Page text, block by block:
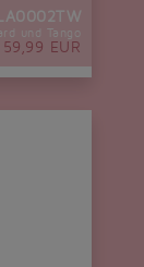
und Tango
EUR